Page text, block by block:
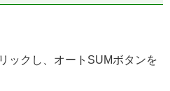
ックし、オートSUMボタンを